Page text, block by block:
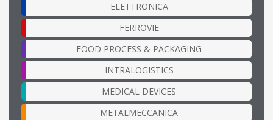
ELETTRONICA
FERROVIE
FOOD PROCESS & PACKAGING
INTRALOGISTICS
MEDICAL DEVICES
METALMECCANICA